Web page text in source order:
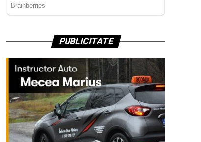
PUBLICITATE